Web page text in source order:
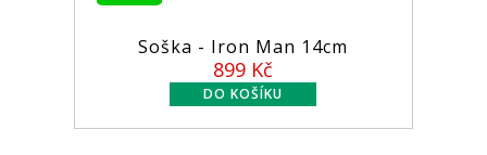
Soška - Iron Man 14cm
899 Kč